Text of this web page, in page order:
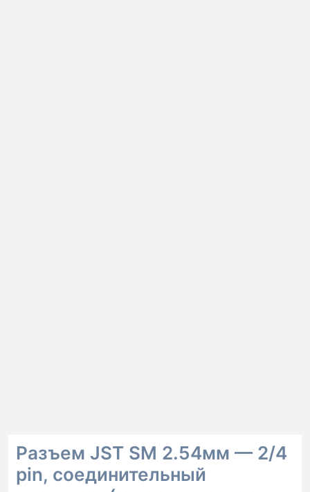
Разъем JST SM 2.54мм — 2/4
pin, соединительный